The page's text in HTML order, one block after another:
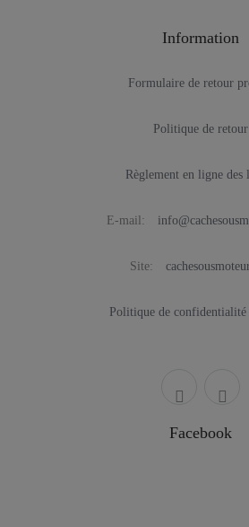
Information
Formulaire de retour
Politique de retour
Règlement en ligne des
E-mail:
Site:
Politique de
Facebook